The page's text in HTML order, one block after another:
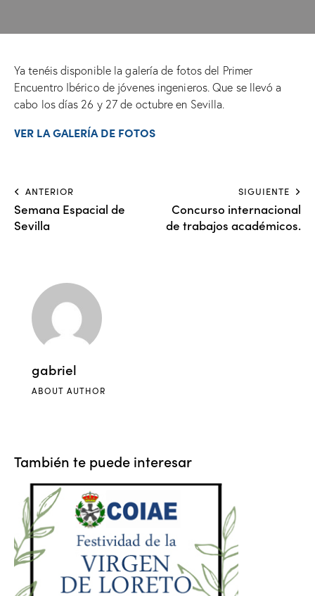
Ya tenéis disponible la galería de fotos del Primer
Encuentro Ibérico de jóvenes ingenieros. Que se llevó a
cabo los días 26 y 27 de octubre en Sevilla.
VER LA GALERÍA DE FOTOS
ANTERIOR
Semana Espacial de
Sevilla
SIGUIENTE
Concurso internacional
de trabajos académicos.
gabriel
ABOUT AUTHOR
También te puede interesar